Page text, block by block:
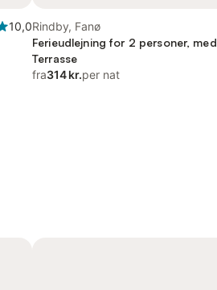
10,0Rindby, Fanø
Ferieudlejning for 2 personer, med
Terrasse
fra314 kr.per nat